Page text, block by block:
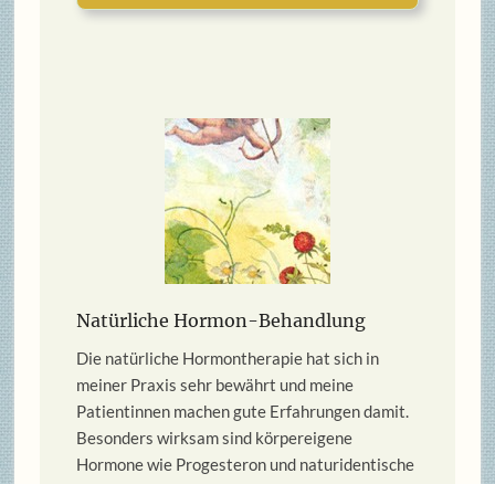
Natürliche Hormon-Behandlung
Die natürliche Hormontherapie hat sich in
meiner Praxis sehr bewährt und meine
Patientinnen machen gute Erfahrungen damit.
Besonders wirksam sind körpereigene
Hormone wie Progesteron und naturidentische